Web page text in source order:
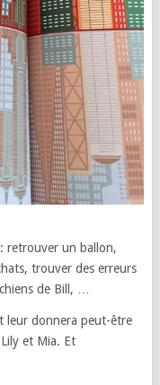
retrouver un ballon,
trouver des erreurs
de Bill, …
leur donnera peut-être
et Mia. Et